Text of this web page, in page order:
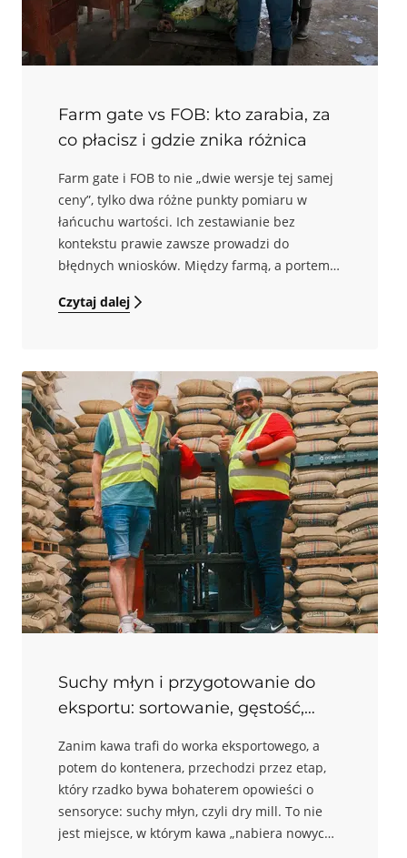
naukowa od lat pokazuje, że warunki
przechowywania realnie wpływają na
późniejszą jakość sensoryczną kawy oraz na
Farm gate vs FOB: kto zarabia, za
co płacisz i gdzie znika różnica
Farm gate i FOB to nie „dwie wersje tej samej
ceny”, tylko dwa różne punkty pomiaru w
łańcuchu wartości. Ich zestawianie bez
kontekstu prawie zawsze prowadzi do
błędnych wniosków. Między farmą, a portem
suchy młyn, selekcja, magazyn, straty,
Badania pokazują jednak, że skala różnicy
farm gate, a FOB nie wynika wyłącznie z
„uczciwości” stron, ale także z infrastruktury i
kosztów transakcyjnych. Tam, gdzie brak
instytucji i dróg, rośnie rola pośredników i
spada udział producenta w cenie eksportowej.
Czytaj dalej
Suchy młyn i przygotowanie do
eksportu: sortowanie, gęstość,
Zanim kawa trafi do worka eksportowego, a
potem do kontenera, przechodzi przez etap,
który rzadko bywa bohaterem opowieści o
sensoryce: suchy młyn, czyli dry mill. To nie
jest miejsce, w którym kawa „nabiera nowych